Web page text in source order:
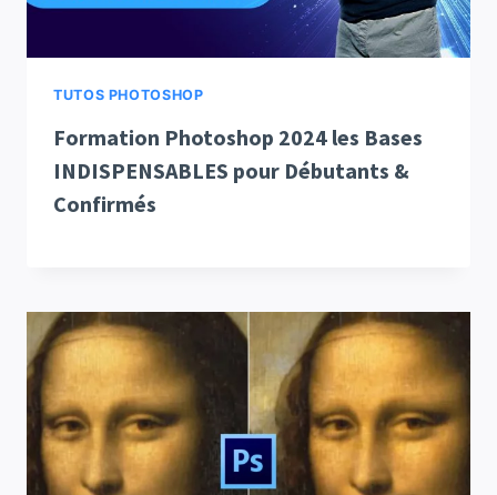
TUTOS PHOTOSHOP
Formation Photoshop 2024 les Bases
INDISPENSABLES pour Débutants &
Confirmés